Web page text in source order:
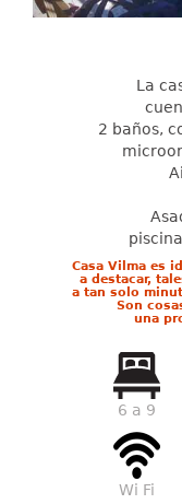
La
2 baños,
Casa Vilma es
a destacar,
a tan solo
Son
una
6 a 9
Wi Fi